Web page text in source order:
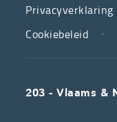
zorg.
We
voorwaarden
Privacyverklaring
Cookiebeleid
203 - Vlaams &